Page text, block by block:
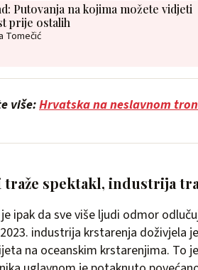
Putovanja na kojima možete vidjeti
prije ostalih
Tomečić
više:Hrvatska na neslavnom
spektakl, industrija
ipak da sve više ljudi odmor
industrija krstarenja doživjela
na oceanskim krstarenjima. To